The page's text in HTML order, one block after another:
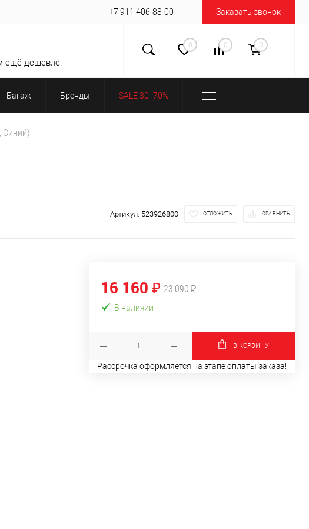
+7 911 406-88-00 Заказать звонок
ещё дешевле.
0 0 0
Багаж Бренды SALE 30 -70%
Синий)
Артикул: 523926800 ОТЛОЖИТЬ СРАВНИТЬ
16 160 ₽ 23 090 ₽
В наличии
В КОРЗИНУ
Рассрочка оформляется на этапе оплаты заказа!